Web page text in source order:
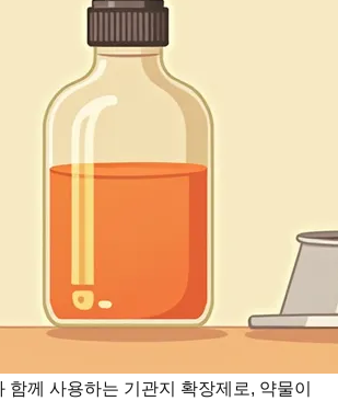
함께 사용하는 기관지 확장제로, 약물이